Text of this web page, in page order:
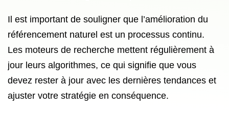
Il est important de souligner que l’amélioration du
référencement naturel est un processus continu.
Les moteurs de recherche mettent régulièrement à
jour leurs algorithmes, ce qui signifie que vous
devez rester à jour avec les dernières tendances et
ajuster votre stratégie en conséquence.